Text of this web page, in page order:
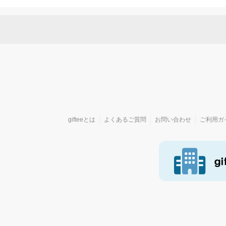
gifteeとは よくあるご質問 お問い合わせ ご利用ガ